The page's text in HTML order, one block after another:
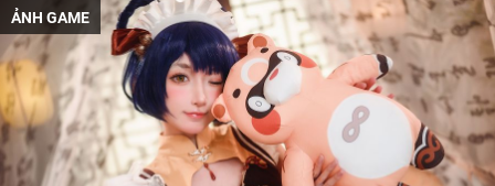
ẢNH GAME